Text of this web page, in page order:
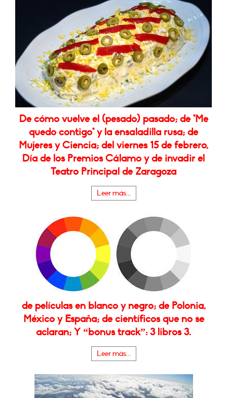
De cómo vuelve el (pesado) pasado; de "Me
quedo contigo" y la ensaladilla rusa; de
Mujeres y Ciencia; del viernes 15 de febrero,
Día de los Premios Cálamo y de invadir el
Teatro Principal de Zaragoza
Leer más...
de películas en blanco y negro; de Polonia,
México y España; de científicos que no se
aclaran; Y “bonus track”: 3 libros 3.
Leer más...